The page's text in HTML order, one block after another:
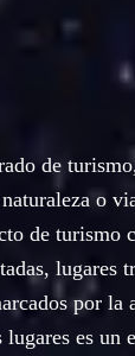
de
o
de turismo
lugares
por la
es un